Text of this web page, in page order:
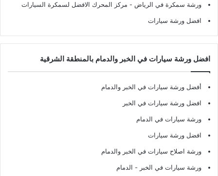
ورشة سمكرة في الرياض - مركز المحرك الافضل لسمكرة السيارات
افضل ورشة سيارات
افضل ورشة سيارات في الخبر والدمام بالمنطقة الشرقية
أفضل ورشة سيارات في الخبر والدمام
افضل ورشة سيارات في الخبر
ورشة سيارات في الدمام
افضل ورشة سيارات
ورشة اصلاح سيارات في الخبر والدمام
ورشة سيارات في الخبر - الدمام